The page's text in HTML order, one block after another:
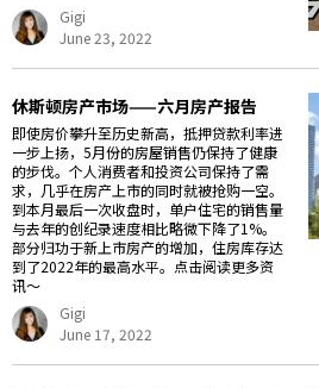
Gigi
June 23, 2022
休斯顿房产市场——六月房产报告
即使房价攀升至历史新高，抵押贷款利率进
一步上扬，5月份的房屋销售仍保持了健康
的步伐。个人消费者和投资公司保持了需
求，几乎在房产上市的同时就被抢购一空。
到本月最后一次收盘时，单户住宅的销售量
与去年的创纪录速度相比略微下降了1%。
部分归功于新上市房产的增加，住房库存达
到了2022年的最高水平。点击阅读更多资
讯～
Gigi
June 17, 2022